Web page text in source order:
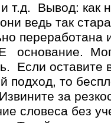
т.д. Вывод: как
ведь так
переработана
Могу
Если оставите
подход, то
за
словеса без